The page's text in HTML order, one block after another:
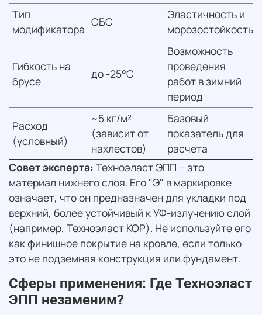
Тип
модификатора
СБС
Эластичность и
морозостойкость
Гибкость на
брусе
до -25°C
Возможность
проведения
работ в зимний
период
Расход
(условный)
~5 кг/м²
(зависит от
нахлестов)
Базовый
показатель для
расчета
Совет эксперта: Техноэласт ЭПП – это
материал нижнего слоя. Его "Э" в маркировке
означает, что он предназначен для укладки под
верхний, более устойчивый к УФ-излучению слой
(например, Техноэласт КОР). Не используйте его
как финишное покрытие на кровле, если только
это не подземная конструкция или фундамент.
Сферы применения: Где Техноэласт
ЭПП незаменим?